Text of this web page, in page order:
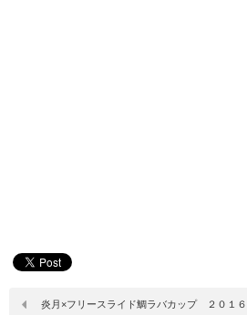
炎月×フリースライド鯛ラバカップ ２０１